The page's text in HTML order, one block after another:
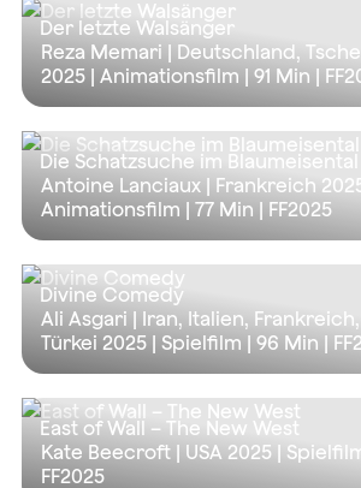
Der letzte Walsänger
Reza Memari | Deutschland,
2025 | Animationsfilm | 91 Min |
Die Schatzsuche im Blaumeisental
Antoine Lanciaux | Frankreich 2025
Animationsfilm | 77 Min | FF2025
Divine Comedy
Ali Asgari | Iran, Italien,
Türkei 2025 | Spielfilm | 96 Min |
East of Wall – The New West
Kate Beecroft | USA 2025 |
FF2025